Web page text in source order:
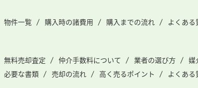
物件一覧 購入時の諸費用 購入までの流れ よくある
無料売却査定 仲介手数料について 業者の選び方 媒
必要な書類
売却の流れ 高く売るポイント よくある